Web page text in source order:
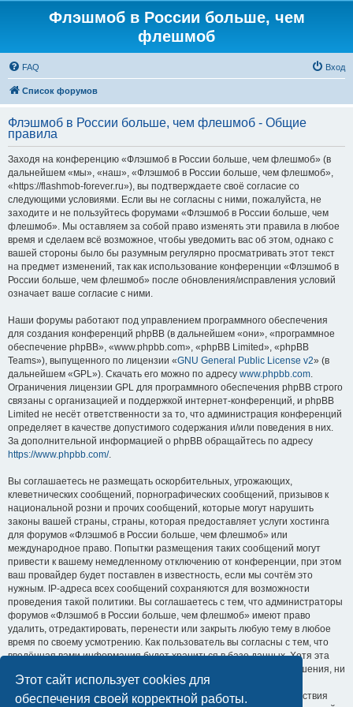
Этот сайт использует cookies для
обеспечения своей корректной работы.
Флэшмоб в России больше, чем
флешмоб
FAQ Вход
Список форумов
Флэшмоб в России больше, чем флешмоб - Общие
правила
Заходя на конференцию «Флэшмоб в России больше, чем флешмоб» (в
дальнейшем «мы», «наш», «Флэшмоб в России больше, чем флешмоб»,
«https://flashmob-forever.ru»), вы подтверждаете своё согласие со
следующими условиями. Если вы не согласны с ними, пожалуйста, не
заходите и не пользуйтесь форумами «Флэшмоб в России больше, чем
флешмоб». Мы оставляем за собой право изменять эти правила в любое
время и сделаем всё возможное, чтобы уведомить вас об этом, однако с
вашей стороны было бы разумным регулярно просматривать этот текст
на предмет изменений, так как использование конференции «Флэшмоб в
России больше, чем флешмоб» после обновления/исправления условий
означает ваше согласие с ними.
Наши форумы работают под управлением программного обеспечения
для создания конференций phpBB (в дальнейшем «они», «программное
обеспечение phpBB», «www.phpbb.com», «phpBB Limited», «phpBB
Teams»), выпущенного по лицензии «GNU General Public License v2» (в
дальнейшем «GPL»). Скачать его можно по адресу www.phpbb.com.
Ограничения лицензии GPL для программного обеспечения phpBB строго
связаны с организацией и поддержкой интернет-конференций, и phpBB
Limited не несёт ответственности за то, что администрация конференций
определяет в качестве допустимого содержания и/или поведения в них.
За дополнительной информацией о phpBB обращайтесь по адресу
https://www.phpbb.com/.
Вы соглашаетесь не размещать оскорбительных, угрожающих,
клеветнических сообщений, порнографических сообщений, призывов к
национальной розни и прочих сообщений, которые могут нарушить
законы вашей страны, страны, которая предоставляет услуги хостинга
для форумов «Флэшмоб в России больше, чем флешмоб» или
международное право. Попытки размещения таких сообщений могут
привести к вашему немедленному отключению от конференции, при этом
ваш провайдер будет поставлен в известность, если мы сочтём это
нужным. IP-адреса всех сообщений сохраняются для возможности
проведения такой политики. Вы соглашаетесь с тем, что администраторы
форумов «Флэшмоб в России больше, чем флешмоб» имеют право
удалить, отредактировать, перенести или закрыть любую тему в любое
время по своему усмотрению. Как пользователь вы согласны с тем, что
введённая вами информация будет храниться в базе данных. Хотя эта
информация не будет открыта третьим лицам без вашего разрешения, ни
администрация конференции «Флэшмоб в России больше, чем
флешмоб», ни phpBB Limited не может быть ответственна за действия